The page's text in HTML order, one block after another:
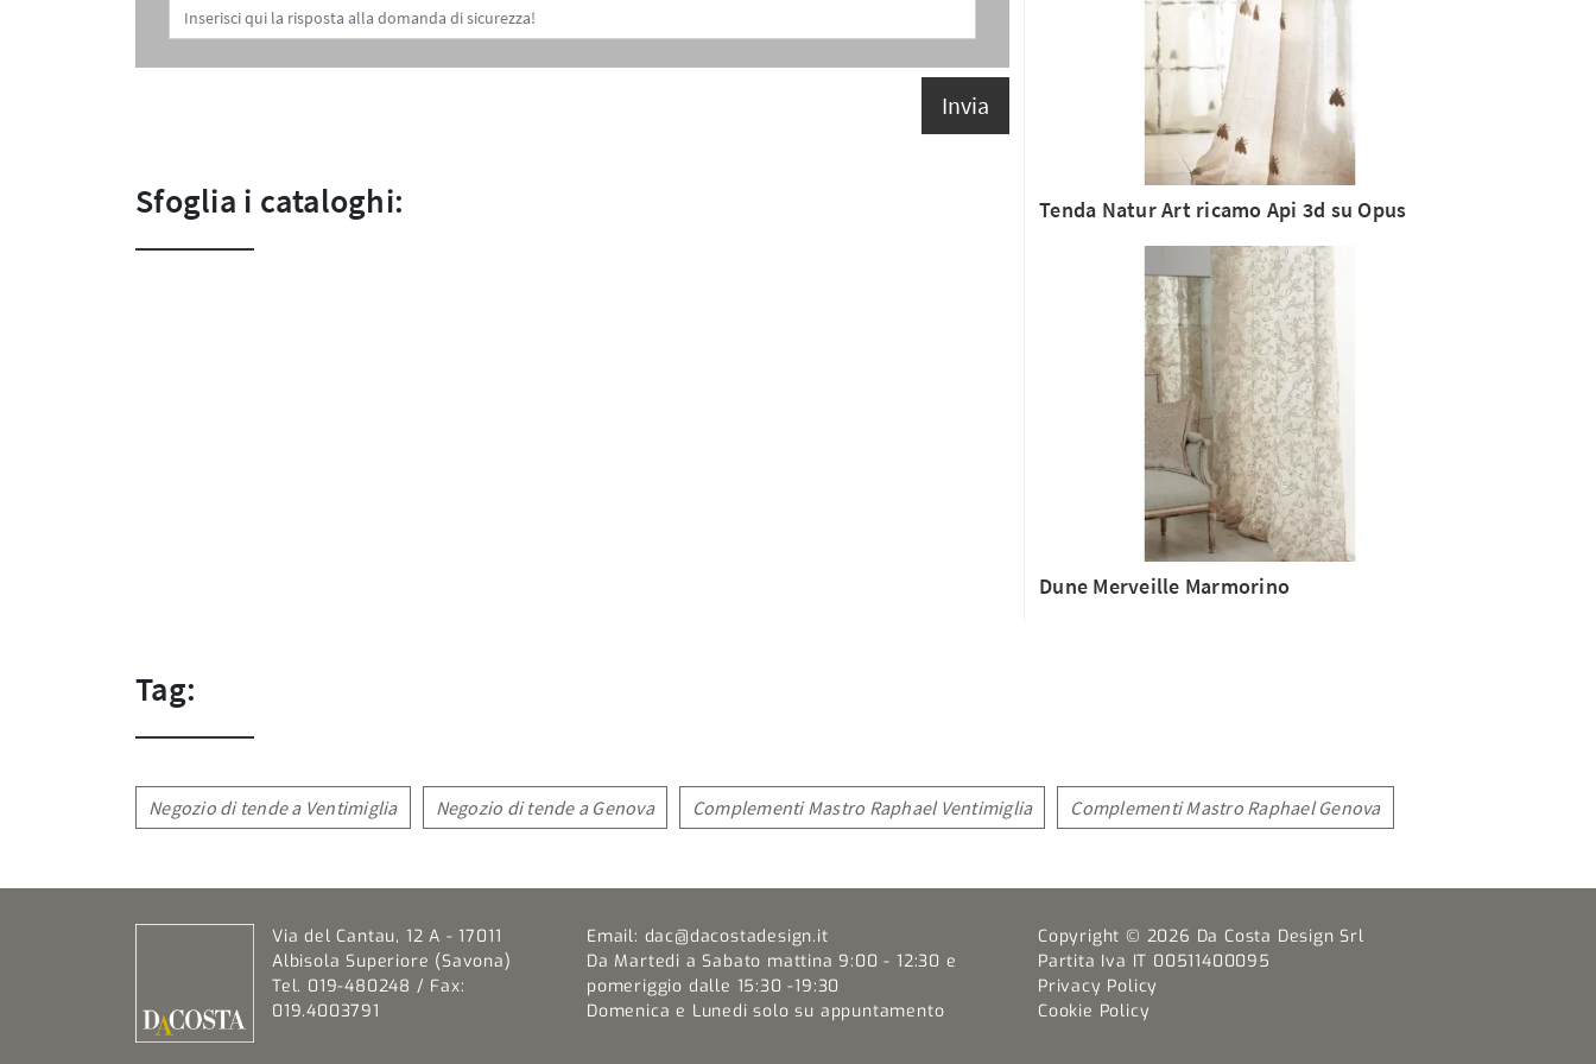
Invia
Sfoglia i cataloghi: Tenda Natur Art ricamo Api 3d su Opus
Dune Merveille Marmorino
Tag:
Negozio di tende a Ventimiglia Negozio di tende a Genova Complementi Mastro Raphael Ventimiglia Complementi Mastro Raphael Genova
Via del Cantau, 12 A - 17011
Albisola Superiore (Savona)
Tel. 019-480248 / Fax:
019.4003791
Email: dac@dacostadesign.it
Da Martedi a Sabato mattina 9:00 - 12:30 e
pomeriggio dalle 15:30 -19:30
Domenica e Lunedi solo su appuntamento
Copyright © 2026 Da Costa Design Srl
Partita Iva IT 00511400095
Privacy Policy
Cookie Policy